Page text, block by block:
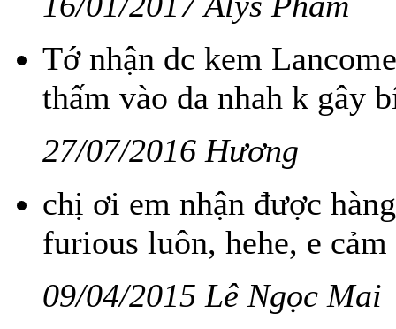
Tớ nhận dc kem
thấm vào da nhah k gây
27/07/2016 Hương
chị ơi em nhận được
furious luôn, hehe, e
09/04/2015 Lê Ngọc Mai